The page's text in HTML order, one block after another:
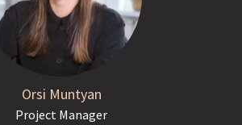
Orsi Muntyan
Project Manager